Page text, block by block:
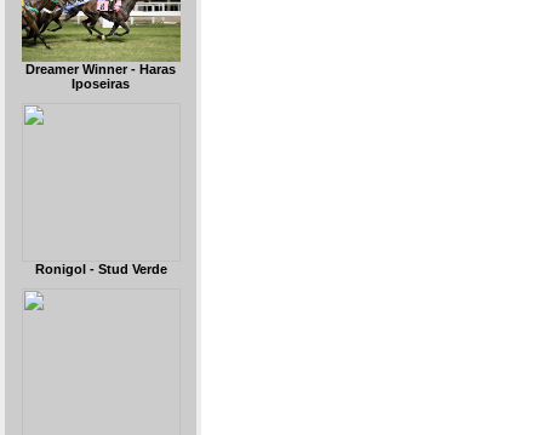
Dreamer Winner - Haras
Iposeiras
Ronigol - Stud Verde